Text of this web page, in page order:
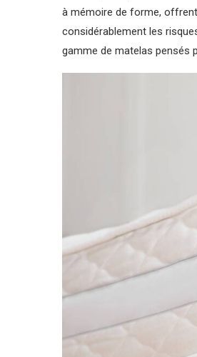
à mémoire de forme,
considérablement les
gamme de matelas pensés